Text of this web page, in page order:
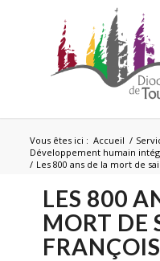
Vous êtes ici : Accueil /
Développement humain
/ Les 800 ans de la mort de
LES 800
MORT DE